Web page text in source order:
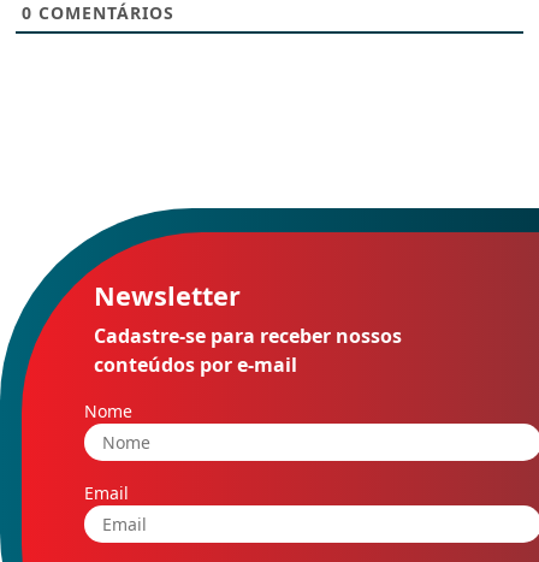
0 COMENTÁRIOS
Newsletter
Cadastre-se para receber nossos
conteúdos por e-mail
Nome
Email